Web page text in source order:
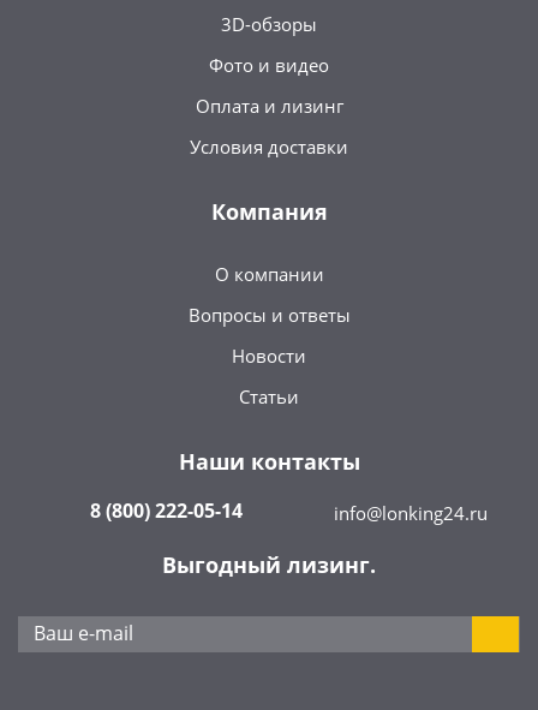
3D-обзоры
Фото и видео
Оплата и лизинг
Условия доставки
Компания
О компании
Вопросы и ответы
Новости
Статьи
Наши контакты
8 (800) 222-05-14 info@lonking24.ru
Выгодный лизинг.